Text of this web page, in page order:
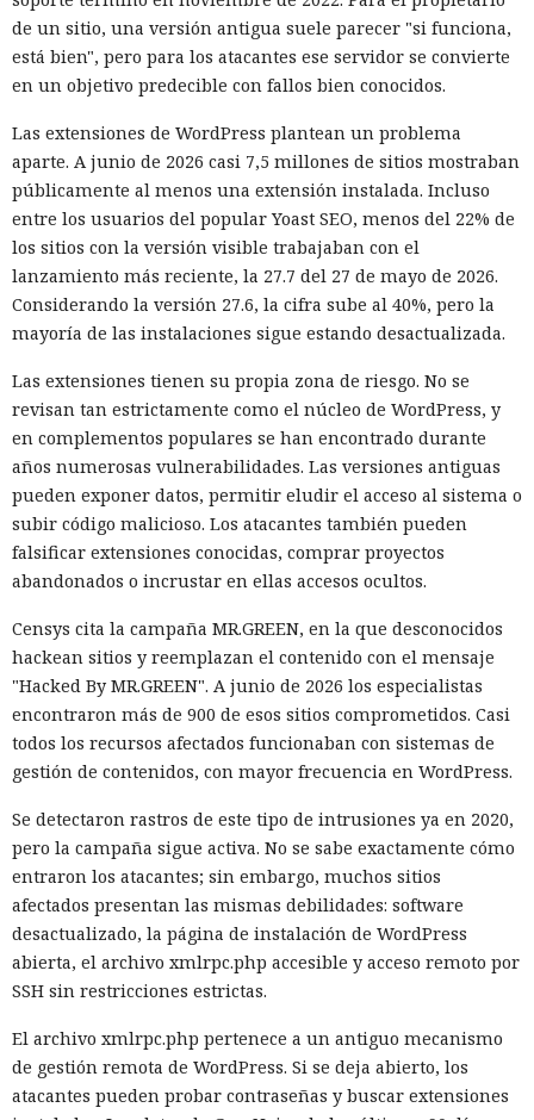
de un sitio, una versión antigua suele parecer "si funciona,
está bien", pero para los atacantes ese servidor se convierte
en un objetivo predecible con fallos bien conocidos.
Las extensiones de WordPress plantean un problema
aparte. A junio de 2026 casi 7,5 millones de sitios mostraban
públicamente al menos una extensión instalada. Incluso
entre los usuarios del popular Yoast SEO, menos del 22% de
los sitios con la versión visible trabajaban con el
lanzamiento más reciente, la 27.7 del 27 de mayo de 2026.
Considerando la versión 27.6, la cifra sube al 40%, pero la
mayoría de las instalaciones sigue estando desactualizada.
Las extensiones tienen su propia zona de riesgo. No se
revisan tan estrictamente como el núcleo de WordPress, y
en complementos populares se han encontrado durante
años numerosas vulnerabilidades. Las versiones antiguas
pueden exponer datos, permitir eludir el acceso al sistema o
subir código malicioso. Los atacantes también pueden
falsificar extensiones conocidas, comprar proyectos
abandonados o incrustar en ellas accesos ocultos.
Censys cita la campaña MR.GREEN, en la que desconocidos
hackean sitios y reemplazan el contenido con el mensaje
"Hacked By MR.GREEN". A junio de 2026 los especialistas
encontraron más de 900 de esos sitios comprometidos. Casi
todos los recursos afectados funcionaban con sistemas de
gestión de contenidos, con mayor frecuencia en WordPress.
Se detectaron rastros de este tipo de intrusiones ya en 2020,
pero la campaña sigue activa. No se sabe exactamente cómo
entraron los atacantes; sin embargo, muchos sitios
afectados presentan las mismas debilidades: software
desactualizado, la página de instalación de WordPress
abierta, el archivo xmlrpc.php accesible y acceso remoto por
SSH sin restricciones estrictas.
El archivo xmlrpc.php pertenece a un antiguo mecanismo
de gestión remota de WordPress. Si se deja abierto, los
atacantes pueden probar contraseñas y buscar extensiones